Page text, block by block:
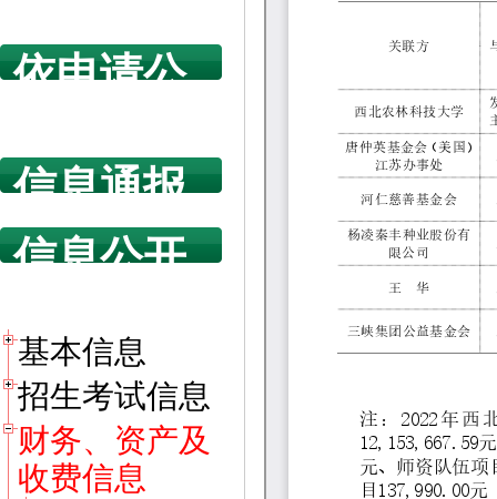
依申请公
信息通报
信息公开
基本信息
招生考试信息
财务、资产及
收费信息